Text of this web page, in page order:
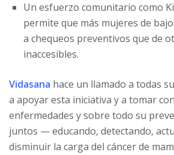
Un esfuerzo comunitario como
permite que más mujeres de
a chequeos preventivos que de
inaccesibles.
Vidasana hace un llamado a todas
a apoyar esta iniciativa y a tomar
enfermedades y sobre todo su
juntos — educando, detectando,
disminuir la carga del cáncer de